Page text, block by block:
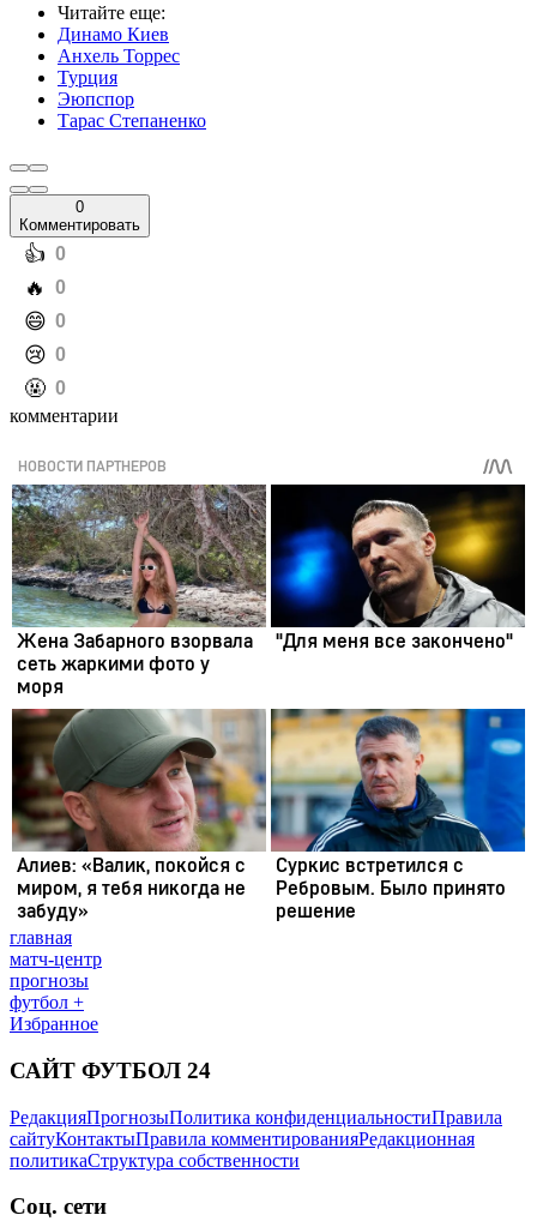
Читайте еще:
Динамо Киев
Анхель Торрес
Турция
Эюпспор
Тарас Степаненко
0
Комментировать
️👍 0
️🔥 0
️😄 0
️😢 0
️🤬 0
комментарии
главная
матч-центр
прогнозы
футбол +
Избранное
САЙТ ФУТБОЛ 24
РедакцияПрогнозыПолитика конфиденциальностиПравила
сайтуКонтактыПравила комментированияРедакционная
политикаСтруктура собственности
Соц. сети